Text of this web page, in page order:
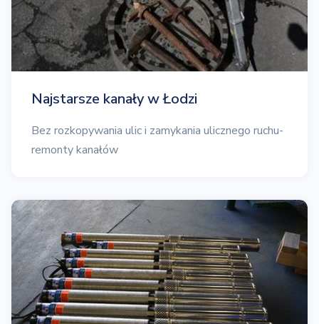
Najstarsze kanały w Łodzi
Bez rozkopywania ulic i zamykania ulicznego ruchu-
remonty kanałów